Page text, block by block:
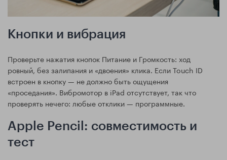
Кнопки и вибрация
Проверьте нажатия кнопок Питание и Громкость: ход
ровный, без залипания и «двоения» клика. Если Touch ID
встроен в кнопку — не должно быть ощущения
«проседания». Вибромотор в iPad отсутствует, так что
проверять нечего: любые отклики — программные.
Apple Pencil: совместимость и
тест